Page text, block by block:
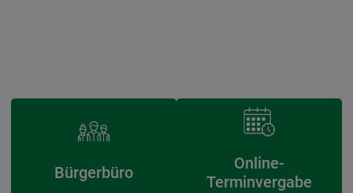
Bürgerbüro
Online-
Terminvergabe